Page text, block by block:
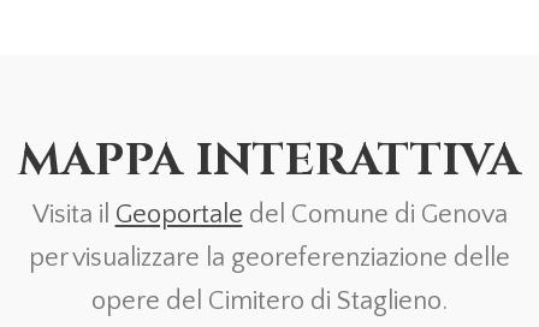
MAPPA INTERATTIVA
Visita il Geoportale del Comune di Genova
per visualizzare la georeferenziazione delle
opere del Cimitero di Staglieno.